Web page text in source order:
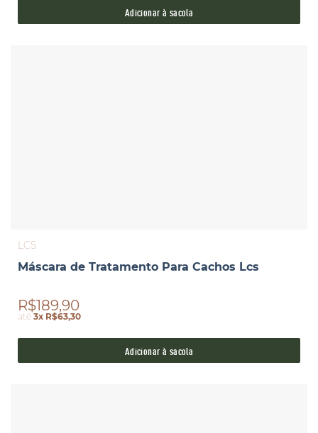
Adicionar à sacola
LCS
Máscara de Tratamento Para Cachos Lcs
R$189,90
até3x R$63,30
Adicionar à sacola